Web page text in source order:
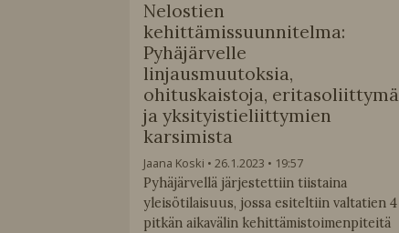
Nelostien
kehittämissuunnitelma:
Pyhäjärvelle
linjausmuutoksia,
ohituskaistoja, eritasoliittymä
ja yksityistieliittymien
karsimista
Jaana Koski 26.1.2023
19:57
Pyhäjärvellä järjestettiin tiistaina
yleisötilaisuus, jossa esiteltiin valtatien 4
pitkän aikavälin kehittämistoimenpiteitä